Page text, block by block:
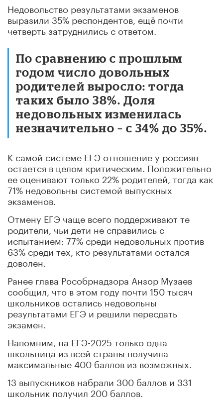
Недовольство результатами экзаменов
выразили 35% респондентов, ещё почти
четверть затруднились с ответом.
По сравнению с прошлым
годом число довольных
родителей выросло: тогда
таких было 38%. Доля
недовольных изменилась
незначительно – с 34% до 35%.
К самой системе ЕГЭ отношение у россиян
остается в целом критическим. Положительно
ее оценивают только 22% родителей, тогда как
71% недовольны системой выпускных
экзаменов.
Отмену ЕГЭ чаще всего поддерживают те
родители, чьи дети не справились с
испытанием: 77% среди недовольных против
63% среди тех, кто результатами остался
доволен.
Ранее глава Рособрнадзора Анзор Музаев
сообщил, что в этом году почти 150 тысяч
школьников остались недовольны
результатами ЕГЭ и решили пересдать
экзамен.
Напомним, на ЕГЭ-2025 только одна
школьница из всей страны получила
максимальные 400 баллов из возможных.
13 выпускников набрали 300 баллов и 331
школьник получил 200 баллов.